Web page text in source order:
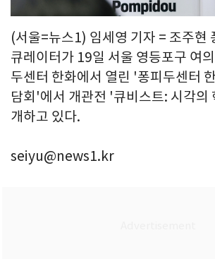
(서울=뉴스1) 임세영 기자 = 조주현
큐레이터가 19일 서울 영등포구 여
두센터 한화에서 열린 '퐁피두센터
담회'에서 개관전 '큐비스트: 시각의
개하고 있다.
seiyu@news1.kr